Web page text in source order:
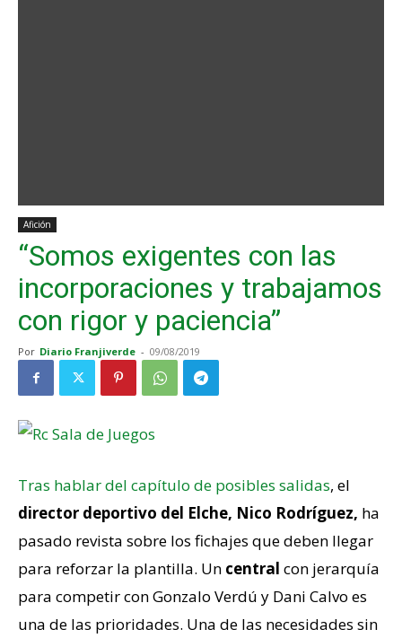
Afición
“Somos exigentes con las
incorporaciones y trabajamos
con rigor y paciencia”
Por Diario Franjiverde - 09/08/2019
Tras hablar del capítulo de posibles salidas, el
director deportivo del Elche, Nico Rodríguez, ha
pasado revista sobre los fichajes que deben llegar
para reforzar la plantilla. Un central con jerarquía
para competir con Gonzalo Verdú y Dani Calvo es
una de las prioridades. Una de las necesidades sin